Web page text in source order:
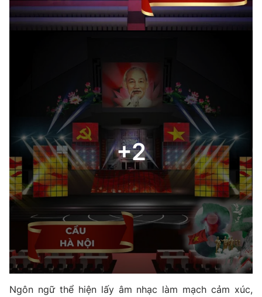
Ngôn ngữ thể hiện lấy âm nhạc làm mạch cảm xúc,